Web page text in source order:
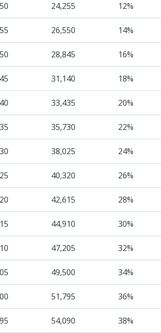
24,255 12%
26,550 14%
28,845 16%
31,140 18%
33,435 20%
35,730 22%
38,025 24%
40,320 26%
42,615 28%
44,910 30%
47,205 32%
49,500 34%
51,795 36%
54,090 38%